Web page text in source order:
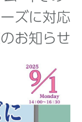
ズに対応
お知らせ